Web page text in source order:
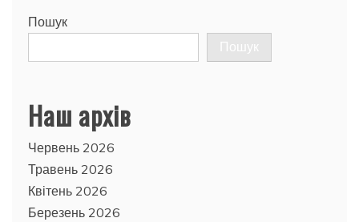
Пошук
Пошук
Наш архів
Червень 2026
Травень 2026
Квітень 2026
Березень 2026